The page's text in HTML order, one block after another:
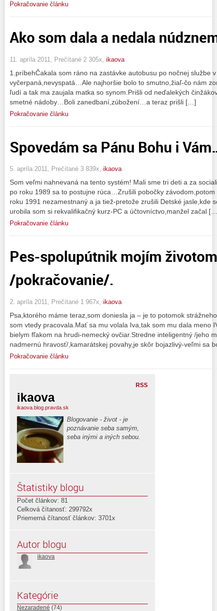
Pokračovanie článku
Ako som dala a nedala
11. apríla 2011, Prečítané 2 305x, ikaova
1.príbehČakala som ráno na zastávke autobusu po nočnej službe
vyčerpaná,nevyspatá…Ale najhoršie bolo to smutno,žiaľ-čo nám
ľudí a tak ma zaujala matka so synom.Prišli od neďalekých
smetné nádoby…Boli zanedbaní,zúbožení…a teraz prišli […]
Pokračovanie článku
Spovedám sa Pánu Bohu i
5. apríla 2011, Prečítané 3 839x, ikaova
Som veľmi nahnevaná na tento systém! Mali sme tri deti a za
po roku 1989 sa to postujne rúca…Zrušili pobočky
roku 1991 nezamestnaný a ja tiež-pretože zrušili Detské jasle,kde
urobila som si rekvalifikačný kurz-PC a účtovníctvo,manžel začal
Pokračovanie článku
Pes-spolupútnik mojím životom
/pokračovanie/.
2. apríla 2011, Prečítané 1 967x, ikaova
Psa,ktorého máme teraz,som doniesla ja – je to potomok
som vtedy pracovala.Mať sa mu volala Iva,tak som mu dala meno
bielym fľakom na hrudi-nemecký ovčiar.Stredne inteligentný /jeho
nadmernú hravosť/,kamarátskej povahy,je skôr bojazlivý-veľmi sa
Pokračovanie článku
RSS
ikaova
ikaova.blog.pravda.sk
Blogovanie - život - je
poznávanie seba samým,
seba inými a iných sebou.
Štatistiky blogu
Počet článkov: 81
Celková čítanosť: 299792x
Priemerná čítanosť článkov: 3701x
Autor blogu
ikaova
Kategórie
Nezaradené (74)